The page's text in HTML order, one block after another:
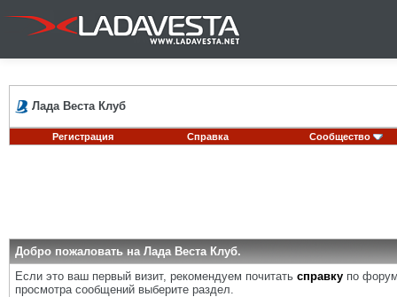
Лада Веста Клуб
Регистрация Справка Сообщество
Добро пожаловать на Лада Веста Клуб.
Если это ваш первый визит, рекомендуем почитать справку по
просмотра сообщений выберите раздел.